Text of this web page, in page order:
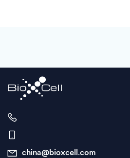
china@bioxcell.com